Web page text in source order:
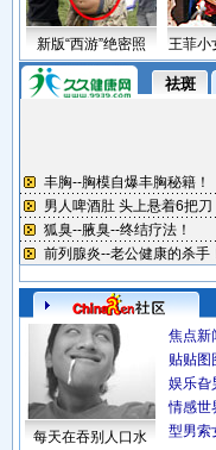
新版“西游”绝密照 王菲小
每天在吞别人口水
焦点新
贴贴图
娱乐旮
情感世
型男索